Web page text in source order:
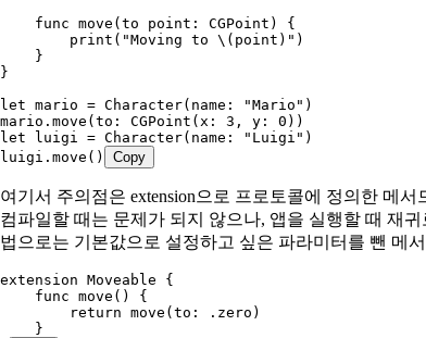
    func
move ( to point : CGPoint) {
        print
( "Moving to \( point ) " )
    }
}
let mario = Character( name : "Mario" )
mario. move ( to : CGPoint ( x : 3 , y : 0 ))
let luigi = Character( name : "Luigi" )
luigi. move () Copy
여기서 주의점은 extension으로 프로토콜에 정의한 메
컴파일할 때는 문제가 되지 않으나, 앱을 실행할 때 재
법으로는 기본값으로 설정하고 싶은 파라미터를 뺀 메
extension Moveable {
    func
move () {
        return
move ( to : . zero )
    }